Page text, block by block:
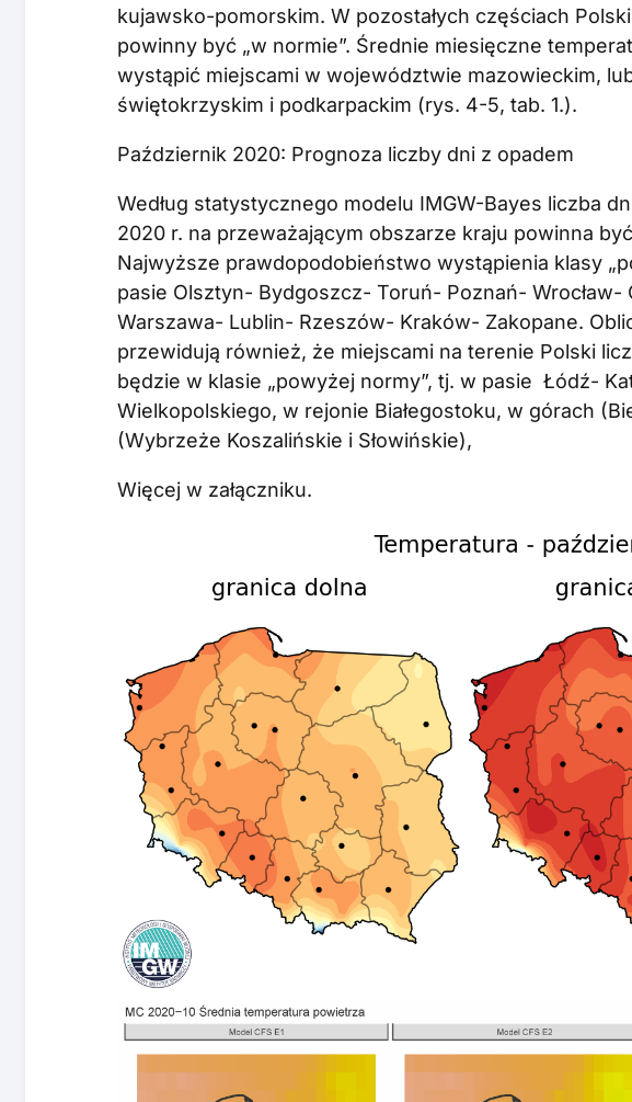
kujawsko-pomorskim. W pozostałych częściach
powinny być „w normie”. Średnie miesięczne
wystąpić miejscami w województwie mazowieckim,
świętokrzyskim i podkarpackim (rys. 4-5, tab. 1.).
Październik 2020: Prognoza liczby dni z opadem
Według statystycznego modelu IMGW-Bayes liczba
2020 r. na przeważającym obszarze kraju powinna
Najwyższe prawdopodobieństwo wystąpienia klasy
pasie Olsztyn- Bydgoszcz- Toruń- Poznań- Wrocław-
Warszawa- Lublin- Rzeszów- Kraków- Zakopane.
przewidują również, że miejscami na terenie Polski
będzie w klasie „powyżej normy”, tj. w pasie Łódź-
Wielkopolskiego, w rejonie Białegostoku, w górach
(Wybrzeże Koszalińskie i Słowińskie),
Więcej w załączniku.